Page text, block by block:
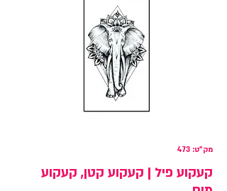
מק"ט: 473
קעקוע פיל | קעקוע קטן, קעקוע